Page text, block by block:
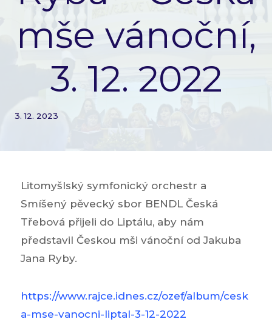
mše vánoční,
3. 12. 2022
3. 12. 2023
Litomyšlský symfonický orchestr a
Smíšený pěvecký sbor BENDL Česká
Třebová přijeli do Liptálu, aby nám
představil Českou mši vánoční od Jakuba
Jana Ryby.
https://www.rajce.idnes.cz/ozef/album/cesk
a-mse-vanocni-liptal-3-12-2022